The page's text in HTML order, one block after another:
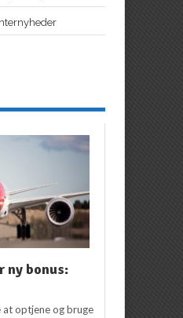
ny bonus:
optjene og bruge